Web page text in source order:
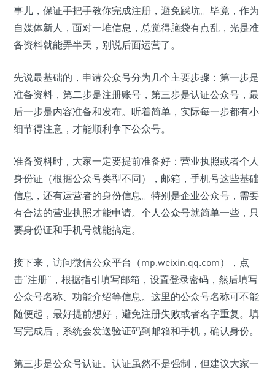
事儿，保证手把手教你完成注册，避免踩坑。毕竟，作为
自媒体新人，面对一堆信息，总觉得脑袋有点乱，光是准
备资料就能弄半天，别说后面运营了。
先说最基础的，申请公众号分为几个主要步骤：第一步是
准备资料，第二步是注册账号，第三步是认证公众号，最
后一步是内容准备和发布。听着简单，实际每一步都有小
细节得注意，才能顺利拿下公众号。
准备资料时，大家一定要提前准备好：营业执照或者个人
身份证（根据公众号类型不同），邮箱，手机号这些基础
信息，还有运营者的身份信息。特别是企业公众号，需要
有合法的营业执照才能申请。个人公众号就简单一些，只
要身份证和手机号就能搞定。
接下来，访问微信公众平台（mp.weixin.qq.com），点
击“注册”，根据指引填写邮箱，设置登录密码，然后填写
公众号名称、功能介绍等信息。这里的公众号名称可不能
随便起，最好提前想好，避免注册失败或者名字重复。填
写完成后，系统会发送验证码到邮箱和手机，确认身份。
第三步是公众号认证。认证虽然不是强制，但建议大家一